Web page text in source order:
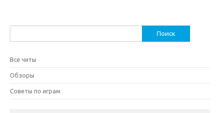
Все читы
Обзоры
Советы по играм